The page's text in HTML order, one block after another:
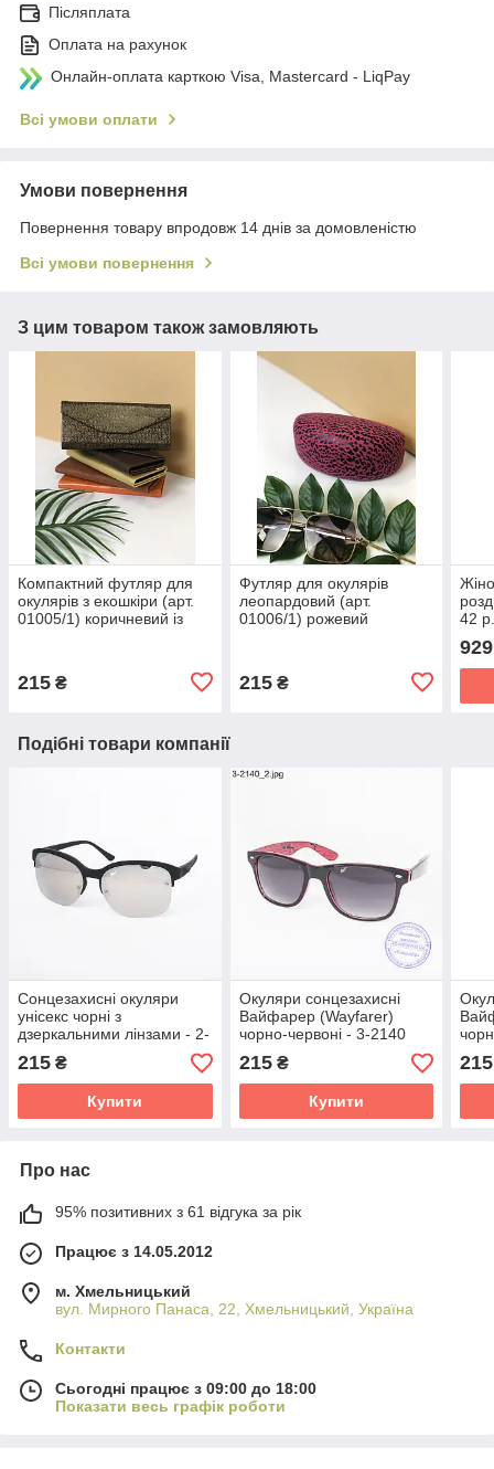
Післяплата
Оплата на рахунок
Онлайн-оплата карткою Visa, Mastercard - LiqPay
Всі умови оплати
Умови повернення
Повернення товару впродовж 14 днів за домовленістю
Всі умови повернення
З цим товаром також замовляють
Компактний футляр для
окулярів з екошкіри (арт.
01005/1) коричневий із
215 ₴
Футляр для окулярів
леопардовий (арт.
01006/1) рожевий
215₴
42
929
Подібні товари компанії
Сонцезахисні окуляри
унісекс чорні з
дзеркальними лінзами - 2-
6095
215 ₴
Купити
Окуляри сонцезахисні
Вайфарер (Wayfarer)
чорно-червоні - 3-2140
215₴
Купити
215
Про нас
95% позитивних з 61 відгука за рік
Працює з 14.05.2012
м. Хмельницький
вул. Мирного Панаса, 22, Хмельницький, Україна
Контакти
Сьогодні працює з 09:00 до 18:00
Показати весь графік роботи